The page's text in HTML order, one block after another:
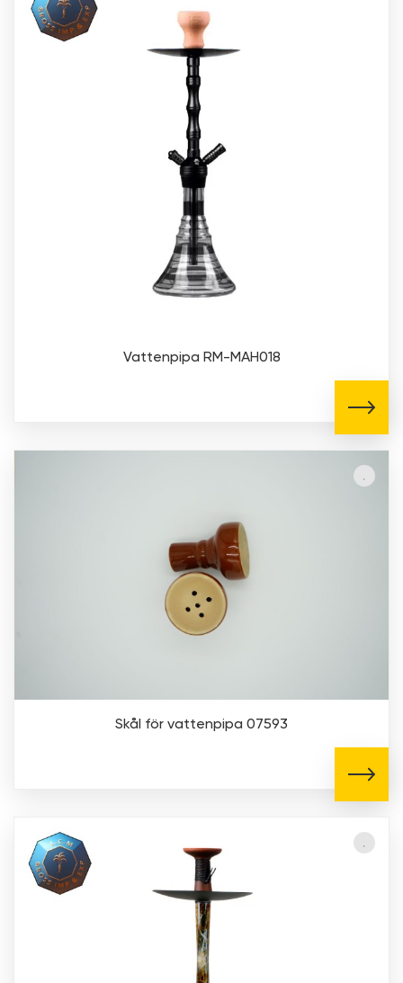
Vattenpipa RM-MAH018
Skål för vattenpipa 07593